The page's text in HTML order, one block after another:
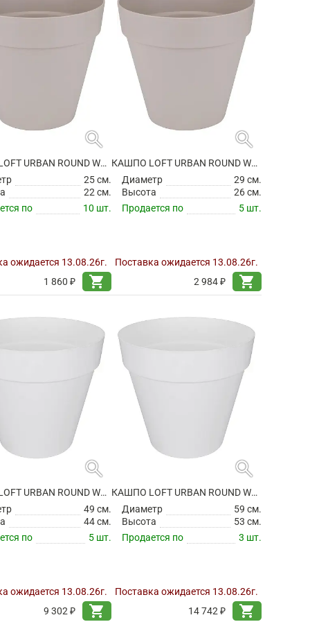
search
КАШПО LOFT URBAN ROUND WARM GREY
25 см.
22 см.
по
10 шт.
ожидается 13.08.26г.
1 860 ₽
shopping_cart
search
КАШПО LOFT URBAN ROUND WARM GREY
Диаметр
29 см.
Высота
26 см.
Продается по
5 шт.
Поставка ожидается 13.08.26г.
2 984 ₽
shopping_cart
search
КАШПО LOFT URBAN ROUND WHITE НА КОЛЕСИКАХ
49 см.
44 см.
по
5 шт.
ожидается 13.08.26г.
9 302 ₽
shopping_cart
search
КАШПО LOFT URBAN ROUND WHITE НА КОЛЕСИКАХ
Диаметр
59 см.
Высота
53 см.
Продается по
3 шт.
Поставка ожидается 13.08.26г.
14 742 ₽
shopping_cart